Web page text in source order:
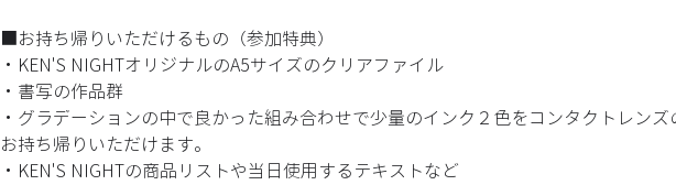
■お持ち帰りいただけるもの（参加特典）
・KEN'S NIGHTオリジナルのA5サイズのクリアファイル
・書写の作品群
・グラデーションの中で良かった組み合わせで少量のインク２色をコンタクトレン
お持ち帰りいただけます。
・KEN'S NIGHTの商品リストや当日使用するテキストなど